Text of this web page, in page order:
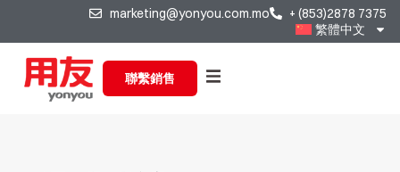
marketing@yonyou.com.mo
+ (853)2878 7375
繁體中文
聯繫銷售